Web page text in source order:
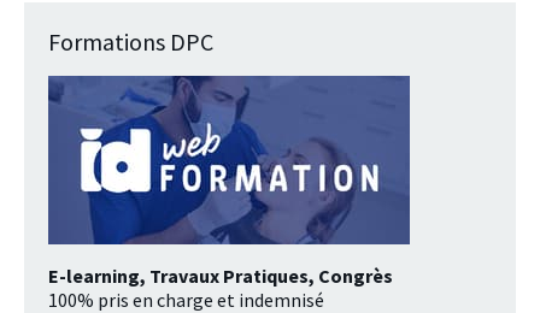
Formations DPC
E-learning, Travaux Pratiques, Congrès
100% pris en charge et indemnisé